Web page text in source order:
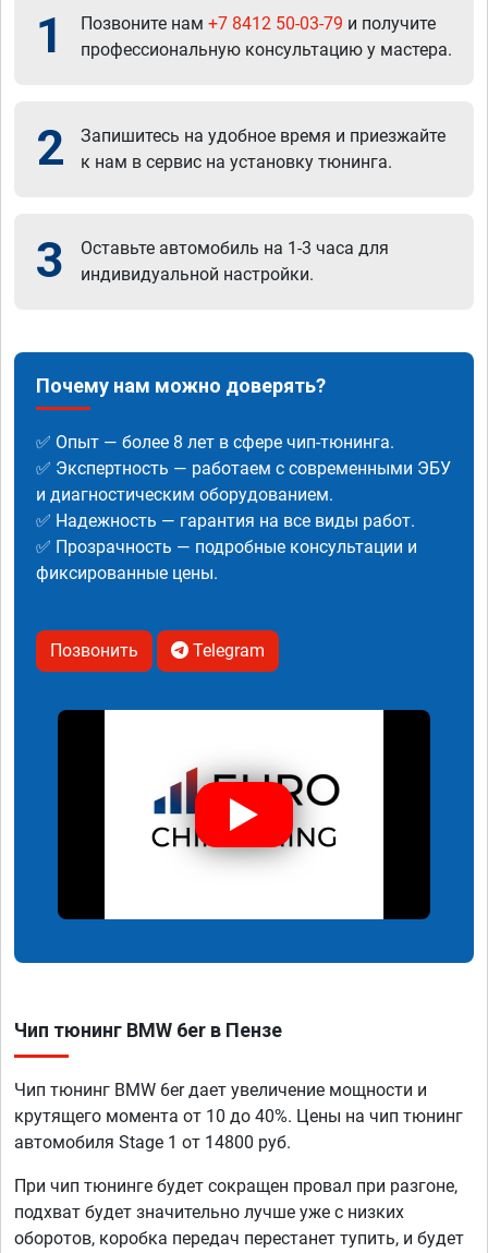
1 Позвоните нам +7 8412 50-03-79 и получите
профессиональную консультацию у мастера.
2
Запишитесь на удобное время и приезжайте
к нам в сервис на установку тюнинга.
3
Оставьте автомобиль на 1-3 часа для
индивидуальной настройки.
Почему нам можно доверять?
✅ Опыт — более 8 лет в сфере чип-тюнинга.
✅ Экспертность — работаем с современными ЭБУ
и диагностическим оборудованием.
✅ Надежность — гарантия на все виды работ.
✅ Прозрачность — подробные консультации и
фиксированные цены.
Позвонить Telegram
Чип тюнинг BMW 6er в Пензе
Чип тюнинг BMW 6er дает увеличение мощности и
крутящего момента от 10 до 40%. Цены на чип тюнинг
автомобиля Stage 1 от 14800 руб.
При чип тюнинге будет сокращен провал при разгоне,
подхват будет значительно лучше уже с низких
оборотов, коробка передач перестанет тупить, и будет